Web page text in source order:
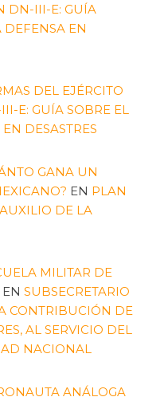
DN-III-E: GUÍA
EN
DEL EJÉRCITO
E: GUÍA SOBRE EL
DESASTRES
GANA UN
EN PLAN
DE LA
MILITAR DE
EN SUBSECRETARIO
CONTRIBUCIÓN DE
AL SERVICIO DEL
NACIONAL
ANÁLOGA